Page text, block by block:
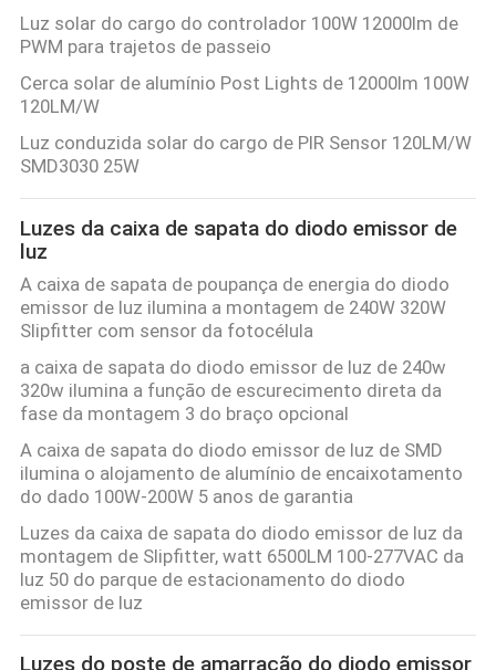
Luz solar do cargo do controlador 100W 12000lm de
PWM para trajetos de passeio
Cerca solar de alumínio Post Lights de 12000lm 100W
120LM/W
Luz conduzida solar do cargo de PIR Sensor 120LM/W
SMD3030 25W
Luzes da caixa de sapata do diodo emissor de
luz
A caixa de sapata de poupança de energia do diodo
emissor de luz ilumina a montagem de 240W 320W
Slipfitter com sensor da fotocélula
a caixa de sapata do diodo emissor de luz de 240w
320w ilumina a função de escurecimento direta da
fase da montagem 3 do braço opcional
A caixa de sapata do diodo emissor de luz de SMD
ilumina o alojamento de alumínio de encaixotamento
do dado 100W-200W 5 anos de garantia
Luzes da caixa de sapata do diodo emissor de luz da
montagem de Slipfitter, watt 6500LM 100-277VAC da
luz 50 do parque de estacionamento do diodo
emissor de luz
Luzes do poste de amarração do diodo emissor